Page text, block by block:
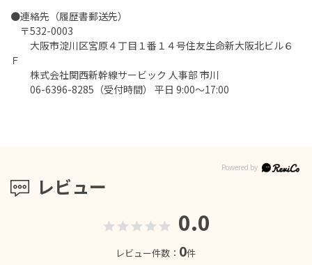
●連絡先（履歴書郵送先）
〒532-0003
大阪市淀川区宮原４丁目１番１４号住友生命新大阪北ビル６
Ｆ
株式会社関西新幹線サービック 人事部 市川
06-6396-8285（受付時間） 平日 9:00～17:00
レビュー
0.0
レビュー件数： 0件